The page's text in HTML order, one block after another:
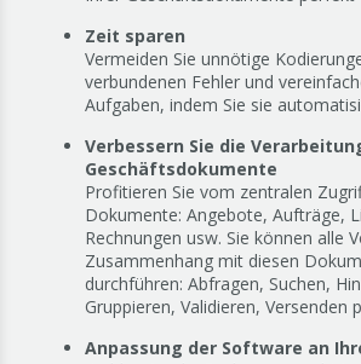
Zeit sparen
Vermeiden Sie unnötige
verbundenen Fehler und
Aufgaben, indem Sie sie
Verbessern Sie die
Geschäftsdokumente
Profitieren Sie vom zentralen
Dokumente: Angebote, Aufträge,
Rechnungen usw. Sie können alle
Zusammenhang mit diesen
durchführen: Abfragen, Suchen,
Gruppieren, Validieren, Versenden
Anpassung der Software an